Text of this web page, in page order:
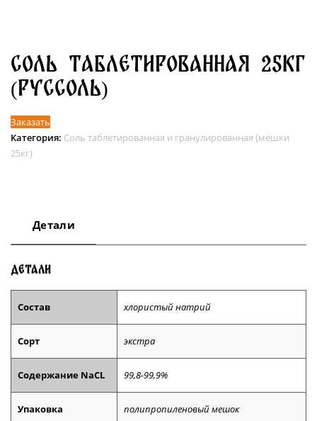
Соль таблетированная 25кг
(Руссоль)
Заказать
Категория: Соль таблетированная и гранулированная (мешки
25кг)
Детали
Детали
Состав хлористый натрий
Сорт экстра
Содержание NaCL 99,8-99,9%
Упаковка полипропиленовый мешок